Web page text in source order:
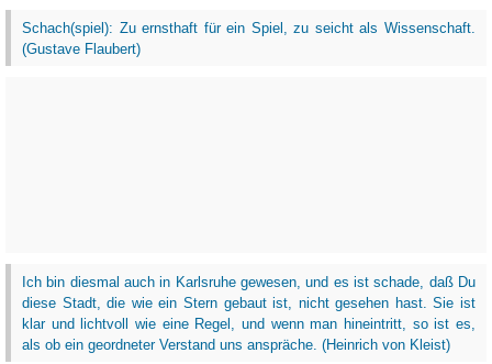
Schach(spiel): Zu ernsthaft für ein Spiel, zu seicht als Wissenschaft.
(Gustave Flaubert)
Ich bin diesmal auch in Karlsruhe gewesen, und es ist schade, daß Du
diese Stadt, die wie ein Stern gebaut ist, nicht gesehen hast. Sie ist
klar und lichtvoll wie eine Regel, und wenn man hineintritt, so ist es,
als ob ein geordneter Verstand uns anspräche. (Heinrich von Kleist)